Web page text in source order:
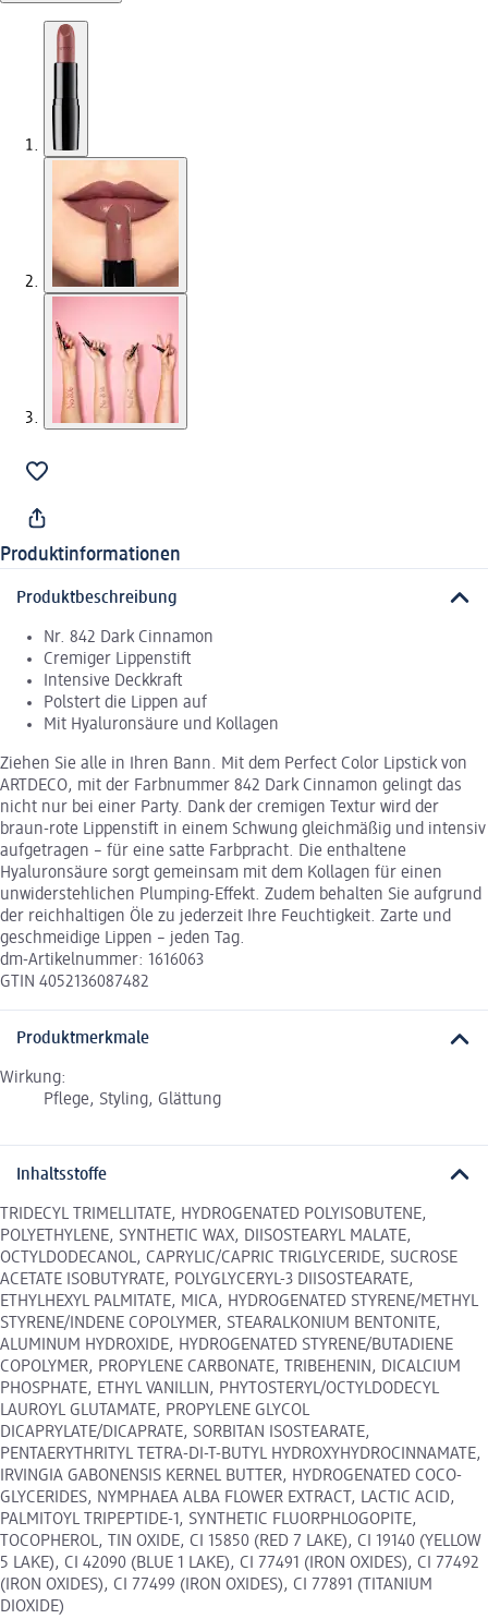
Produktinformationen
Produktbeschreibung
Nr. 842 Dark Cinnamon
Cremiger Lippenstift
Intensive Deckkraft
Polstert die Lippen auf
Mit Hyaluronsäure und Kollagen
Ziehen Sie alle in Ihren Bann. Mit dem Perfect Color Lipstick von
ARTDECO, mit der Farbnummer 842 Dark Cinnamon gelingt das
nicht nur bei einer Party. Dank der cremigen Textur wird der
braun-rote Lippenstift in einem Schwung gleichmäßig und intensiv
aufgetragen – für eine satte Farbpracht. Die enthaltene
Hyaluronsäure sorgt gemeinsam mit dem Kollagen für einen
unwiderstehlichen Plumping-Effekt. Zudem behalten Sie aufgrund
der reichhaltigen Öle zu jederzeit Ihre Feuchtigkeit. Zarte und
geschmeidige Lippen – jeden Tag.
dm-Artikelnummer: 1616063
GTIN 4052136087482
Produktmerkmale
Wirkung:
Pflege, Styling, Glättung
Inhaltsstoffe
TRIDECYL TRIMELLITATE, HYDROGENATED POLYISOBUTENE,
POLYETHYLENE, SYNTHETIC WAX, DIISOSTEARYL MALATE,
OCTYLDODECANOL, CAPRYLIC/CAPRIC TRIGLYCERIDE, SUCROSE
ACETATE ISOBUTYRATE, POLYGLYCERYL-3 DIISOSTEARATE,
ETHYLHEXYL PALMITATE, MICA, HYDROGENATED STYRENE/METHYL
STYRENE/INDENE COPOLYMER, STEARALKONIUM BENTONITE,
ALUMINUM HYDROXIDE, HYDROGENATED STYRENE/BUTADIENE
COPOLYMER, PROPYLENE CARBONATE, TRIBEHENIN, DICALCIUM
PHOSPHATE, ETHYL VANILLIN, PHYTOSTERYL/OCTYLDODECYL
LAUROYL GLUTAMATE, PROPYLENE GLYCOL
DICAPRYLATE/DICAPRATE, SORBITAN ISOSTEARATE,
PENTAERYTHRITYL TETRA-DI-T-BUTYL HYDROXYHYDROCINNAMATE,
IRVINGIA GABONENSIS KERNEL BUTTER, HYDROGENATED COCO-
GLYCERIDES, NYMPHAEA ALBA FLOWER EXTRACT, LACTIC ACID,
PALMITOYL TRIPEPTIDE-1, SYNTHETIC FLUORPHLOGOPITE,
TOCOPHEROL, TIN OXIDE, CI 15850 (RED 7 LAKE), CI 19140 (YELLOW
5 LAKE), CI 42090 (BLUE 1 LAKE), CI 77491 (IRON OXIDES), CI 77492
(IRON OXIDES), CI 77499 (IRON OXIDES), CI 77891 (TITANIUM
DIOXIDE)